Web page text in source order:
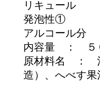
リキュール
発泡性①
アルコール分
内容量 ： ５
原材料名 ：
造）、へべす